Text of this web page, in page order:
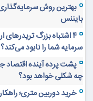
بهترین روش سرمایه‌گذاری
بایننس
۴ اشتباه بزرگ
سرمایه شما را نابود می‌کند؟
چه شکلی خواهد بود؟
خرید دوربین متری؛